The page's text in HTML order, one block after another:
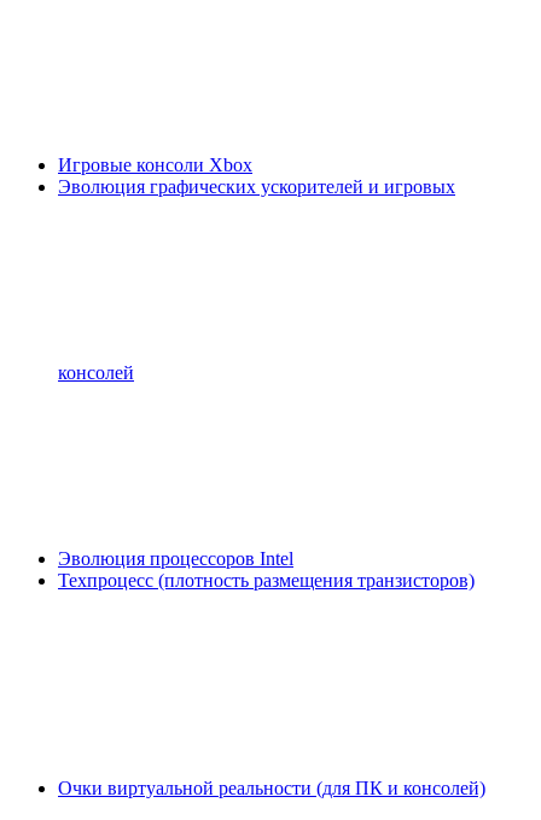
Игровые консоли Xbox
Эволюция графических ускорителей и игровых
консолей
Эволюция процессоров Intel
Техпроцесс (плотность размещения транзисторов)
Очки виртуальной реальности (для ПК и консолей)